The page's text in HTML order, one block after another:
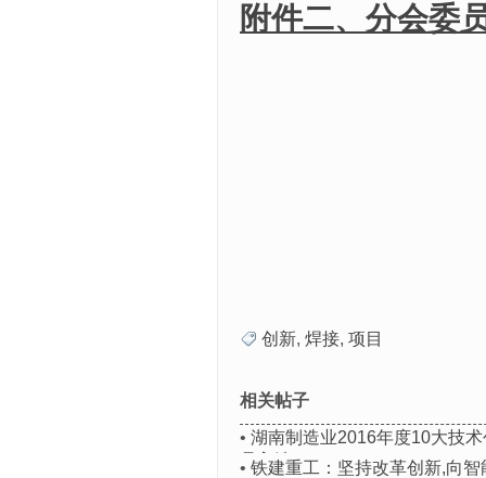
附件二、分会委
创新, 焊接, 项目
相关帖子
• 湖南制造业2016年度10大技
品入选
• 铁建重工：坚持改革创新,向智